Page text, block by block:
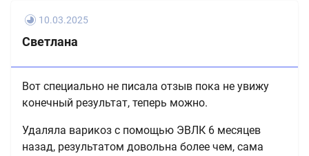
10.03.2025
Светлана
Вот специально не писала отзыв пока не увижу
конечный результат, теперь можно.
Удаляла варикоз с помощью ЭВЛК 6 месяцев
назад, результатом довольна более чем, сама